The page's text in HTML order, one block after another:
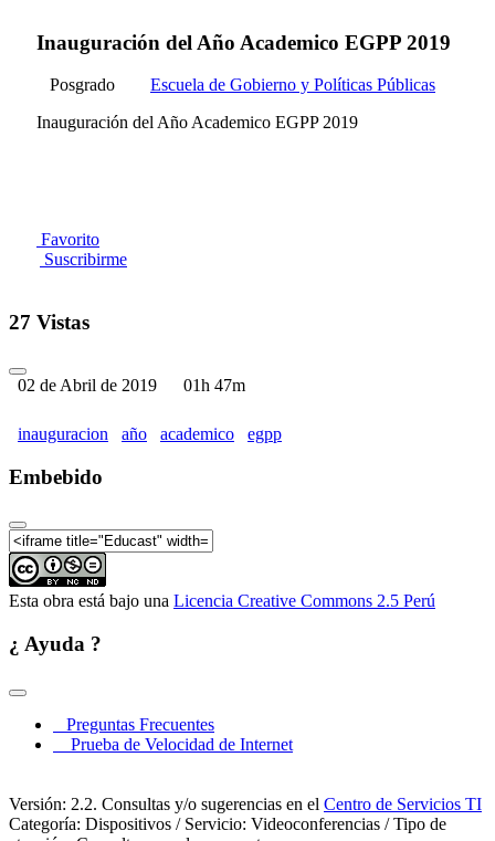
Inauguración del Año Academico EGPP 2019
Posgrado
Escuela de Gobierno y Políticas Públicas
Inauguración del Año Academico EGPP 2019
Favorito
Suscribirme
27 Vistas
02 de Abril de 2019 01h 47m
inauguracion año academico egpp
Embebido
Esta obra está bajo una Licencia Creative Commons 2.5 Perú
¿ Ayuda ?
Preguntas Frecuentes
Prueba de Velocidad de Internet
Versión: 2.2. Consultas y/o sugerencias en el Centro de Servicios TI
Categoría: Dispositivos / Servicio: Videoconferencias / Tipo de